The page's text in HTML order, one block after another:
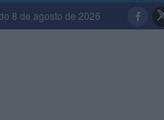
8 de agosto de 2026